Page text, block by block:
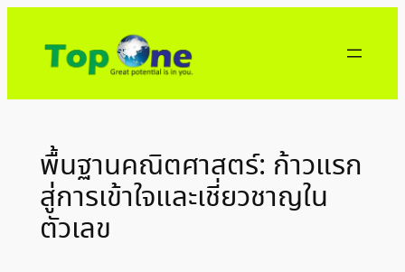
พื้นฐานคณิตศาสตร์: ก้าวแรก
สู่การเข้าใจและเชี่ยวชาญใน
ตัวเลข